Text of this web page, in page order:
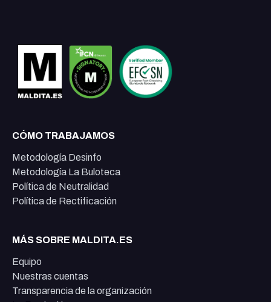
CÓMO TRABAJAMOS
Metodología Desinfo
Metodología La Buloteca
Política de Neutralidad
Política de Rectificación
MÁS SOBRE MALDITA.ES
Equipo
Nuestras cuentas
Transparencia de la organización